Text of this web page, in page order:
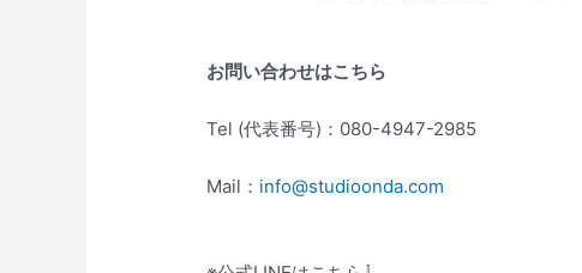
お問い合わせはこちら
Tel (代表番号)：080-4947-2985
Mail： info@studioonda.com